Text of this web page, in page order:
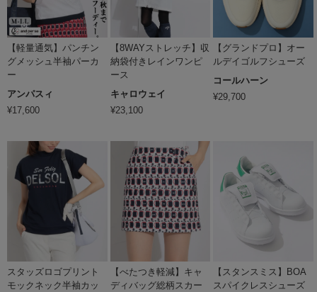
【軽量通気】パンチン
グメッシュ半袖パーカ
ー
アンパスィ
¥17,600
【8WAYストレッチ】収
納袋付きレインワンピ
ース
キャロウェイ
¥23,100
【グランドプロ】オー
ルデイゴルフシューズ
コールハーン
¥29,700
スタッズロゴプリント
モックネック半袖カッ
【べたつき軽減】キャ
ディバッグ総柄スカー
【スタンスミス】BOA
スパイクレスシューズ